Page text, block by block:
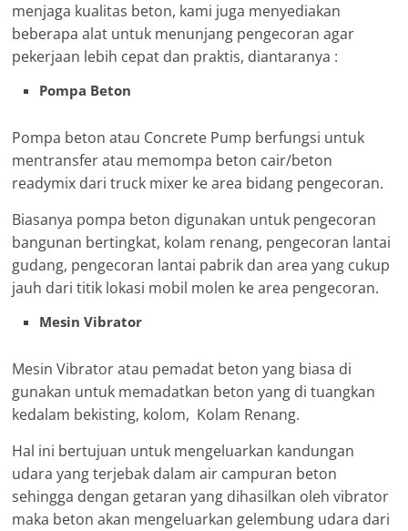
menjaga kualitas beton, kami juga menyediakan
beberapa alat untuk menunjang pengecoran agar
pekerjaan lebih cepat dan praktis, diantaranya :
Pompa Beton
Pompa beton atau Concrete Pump berfungsi untuk
mentransfer atau memompa beton cair/beton
readymix dari truck mixer ke area bidang pengecoran.
Biasanya pompa beton digunakan untuk pengecoran
bangunan bertingkat, kolam renang, pengecoran lantai
gudang, pengecoran lantai pabrik dan area yang cukup
jauh dari titik lokasi mobil molen ke area pengecoran.
Mesin Vibrator
Mesin Vibrator atau pemadat beton yang biasa di
gunakan untuk memadatkan beton yang di tuangkan
kedalam bekisting, kolom, Kolam Renang.
Hal ini bertujuan untuk mengeluarkan kandungan
udara yang terjebak dalam air campuran beton
sehingga dengan getaran yang dihasilkan oleh vibrator
maka beton akan mengeluarkan gelembung udara dari